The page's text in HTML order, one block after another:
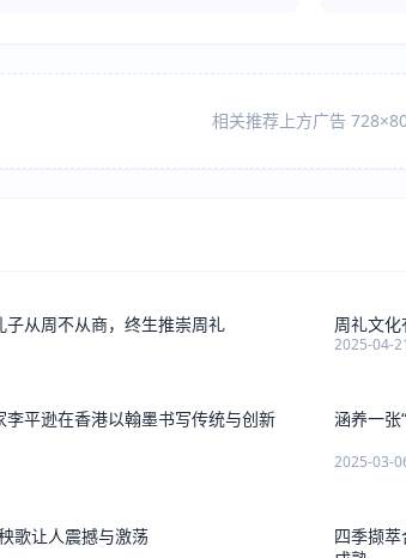
相关推荐上方广告
子从周不从商，终生推崇周礼 周礼文
2025-04-
李平逊在香港以翰墨书写传统与创新
涵养一张
2025-03-
歌让人震撼与激荡
四季撷萃